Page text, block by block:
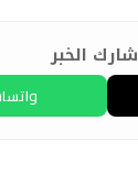
شارك الخبر